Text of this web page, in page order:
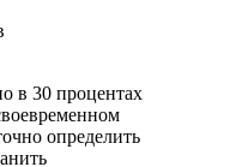
в 30 процентах
определить